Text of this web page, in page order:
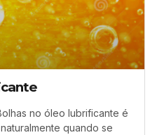
no óleo lubrificante é
quando se